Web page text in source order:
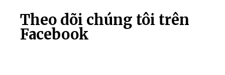
Theo dõi chúng tôi trên
Facebook